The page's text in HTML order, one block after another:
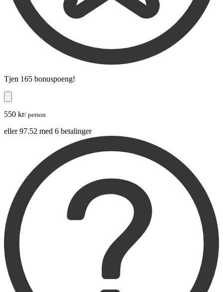
Tjen 165 bonuspoeng!
550 kr/ person
eller 97.52 med 6 betalinger